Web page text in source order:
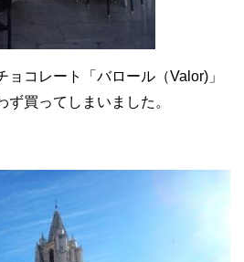
コレート「バロール（Valor)」
買ってしまいました。